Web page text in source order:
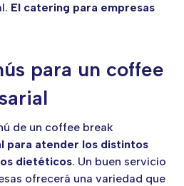
El catering para empresas
para un coffee
de un coffee break
para atender los distintos
dietéticos. Un buen servicio
ofrecerá una variedad que